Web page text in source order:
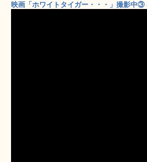
映画「ホワイトタイガー・・・」撮影中